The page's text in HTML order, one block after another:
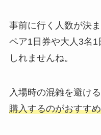
事前に行く人数が決
ペア1日券や大人3名1
しれませんね。
入場時の混雑を避ける
購入するのがおすす